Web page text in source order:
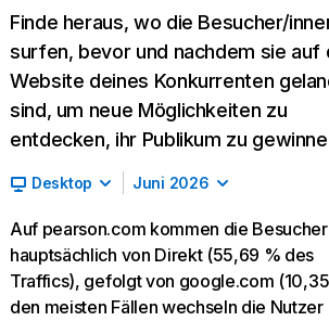
Finde heraus, wo die Besucher/
surfen, bevor und nachdem sie auf
Website deines Konkurrenten
sind, um neue Möglichkeiten zu
entdecken, ihr Publikum zu
Desktop Juni 2026
Auf pearson.com kommen die Besucher
hauptsächlich von Direkt (55,69 % des
Traffics), gefolgt von google.com
den meisten Fällen wechseln die Nutzer